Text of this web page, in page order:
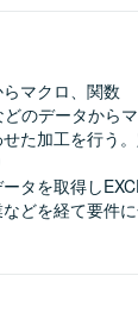
マクロ、関数
のデータから
た加工を行う。
タを取得し
どを経て要件